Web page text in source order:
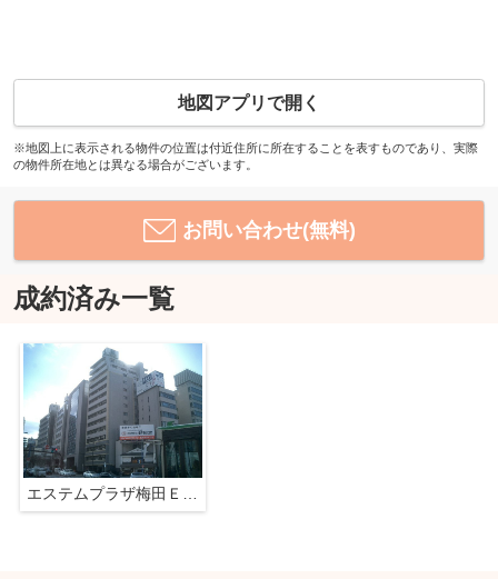
地図アプリで開く
※地図上に表示される物件の位置は付近住所に所在することを表すものであり、実際
の物件所在地とは異なる場合がございます。
お問い合わせ(無料)
成約済み一覧
エステムプラザ梅田ＥＡＳＴ